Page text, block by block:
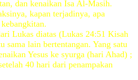
dan kenaikan Isa Al-Masih.
kapan terjadinya, apa
Lukas diatas (Lukas 24:51 Kisah
sama lain bertentangan. Yang satu
Yesus ke syurga (hari Ahad) ;
40 hari dari penampakan